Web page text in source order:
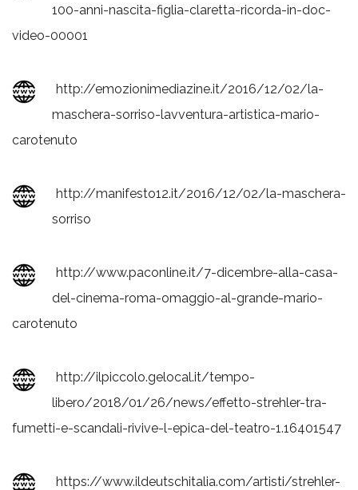
100-anni-nascita-figlia-claretta-ricorda-in-doc-
video-00001
http://emozionimediazine.it/2016/12/02/la-
maschera-sorriso-lavventura-artistica-mario-
carotenuto
http://manifesto12.it/2016/12/02/la-maschera-
sorriso
http://www.paconline.it/7-dicembre-alla-casa-
del-cinema-roma-omaggio-al-grande-mario-
carotenuto
http://ilpiccolo.gelocal.it/tempo-
libero/2018/01/26/news/effetto-strehler-tra-
fumetti-e-scandali-rivive-l-epica-del-teatro-1.16401547
https://www.ildeutschitalia.com/artisti/strehler-